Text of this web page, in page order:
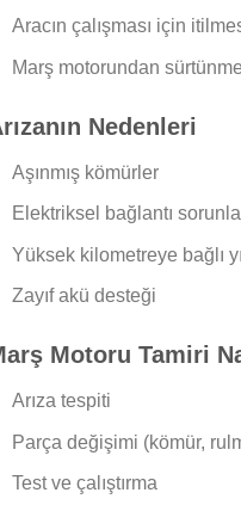
Aracın çalışması için
Marş motorundan
Nedenleri
Aşınmış kömürler
Elektriksel bağlantı
Yüksek kilometreye bağlı
Zayıf akü desteği
Motoru Tamiri
Arıza tespiti
Parça değişimi (kömür,
Test ve çalıştırma